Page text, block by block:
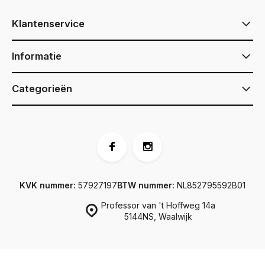
Klantenservice
Informatie
Categorieën
Professor van 't Hoffweg 14a
5144NS, Waalwijk
KVK nummer: 57927197BTW nummer: NL852795592B01